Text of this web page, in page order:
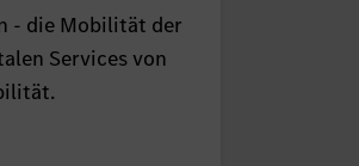
- die Mobilität der
Services von